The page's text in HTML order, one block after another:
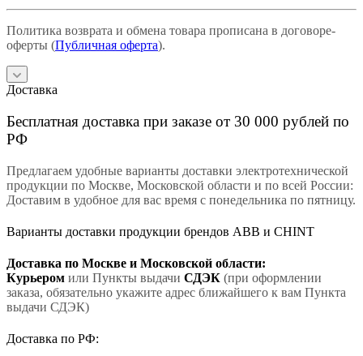
Политика возврата и обмена товара прописана в договоре-
оферты (Публичная оферта).
Доставка
Бесплатная доставка при заказе от 30 000 рублей по
РФ
Предлагаем удобные варианты доставки электротехнической
продукции по Москве, Московской области и по всей России:
Доставим в удобное для вас время с понедельника по пятницу.
Варианты доставки продукции брендов ABB и CHINT
Доставка по Москве и Московской области:
Курьером или Пункты выдачи СДЭК (при оформлении
заказа, обязательно укажите адрес ближайшего к вам Пункта
выдачи СДЭК)
Доставка по РФ: